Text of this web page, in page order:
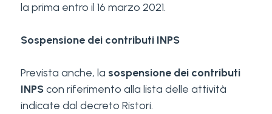
la prima entro il 16 marzo 2021.
Sospensione dei contributi INPS
Prevista anche, la sospensione dei contributi
INPScon riferimento alla lista delle attività
indicate dal decreto Ristori.